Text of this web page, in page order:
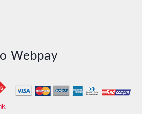
Webpay